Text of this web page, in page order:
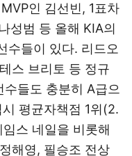
인 김선빈, 1표차
성범 등 올해 KIA의
수들이 있다. 리드오
스 브리토 등 정규
들도 충분히 A급으
평균자책점 1위(2.
스 네일을 비롯해
해영, 필승조 전상